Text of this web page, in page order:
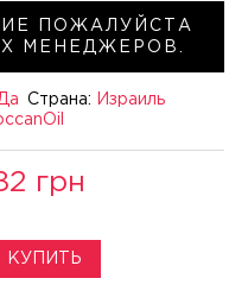
ПОЖАЛУЙСТА
МЕНЕДЖЕРОВ.
Страна:
Израиль
грн
КУПИТЬ